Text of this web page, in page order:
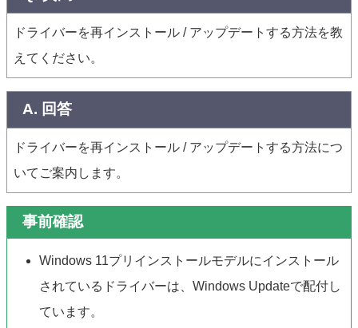
ドライバーを再インストール / アップデートする方法を教
えてください。
A. 回答
ドライバーを再インストール / アップデートする方法につ
いてご案内します。
事前確認
Windows 11プリインストールモデルにインストール
されているドライバーは、Windows Updateで配付し
ています。